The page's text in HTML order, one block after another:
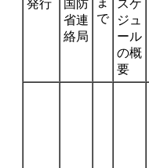
発行
国防
省連
絡局
で
スケ
ジュ
ール
の概
要